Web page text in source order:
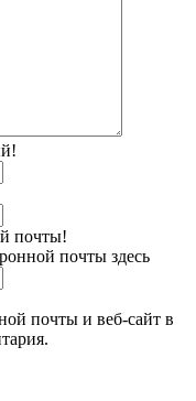
почты!
почты здесь
почты и веб-сайт в